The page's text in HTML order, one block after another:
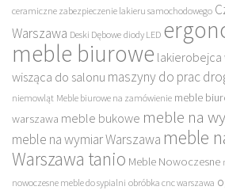
ceramiczne zabezpieczenie lakieru samochodowego
Warszawa Deski Dębowe diody LED
meble biurowe lakierobejca
wisząca do salonu maszyny do prac
niemowląt Meble biurowe na zamówienie meble
warszawa meble bukowe meble na
meble na wymiar Warszawa meble
Warszawa tanio Meble Nowoczesne
nowoczesne meble do sypialni obróbka cnc warszawa